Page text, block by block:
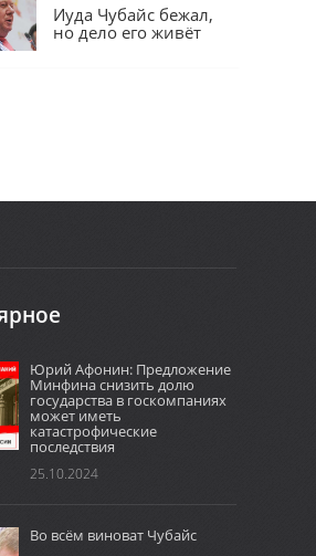
07.07.2022, 11:55
Иуда Чубайс бежал,
Юрий Афонин: Предложение
Минфина снизить долю
государства в госкомпаниях
может иметь
катастрофические
последствия